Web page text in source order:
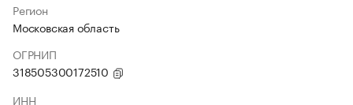
Регион
Московская область
ОГРНИП
318505300172510
ИНН